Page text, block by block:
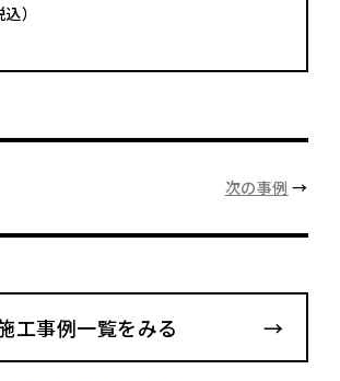
）
次の事例 →
工事例一覧をみる